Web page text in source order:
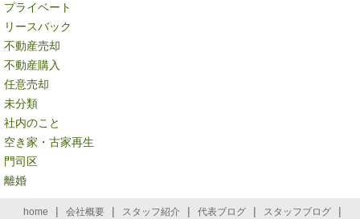
プライベート
リースバック
不動産売却
不動産購入
任意売却
未分類
社内のこと
空き家・古家再生
門司区
離婚
home | 会社概要 | スタッフ紹介 | 代表ブログ | スタッフブログ |